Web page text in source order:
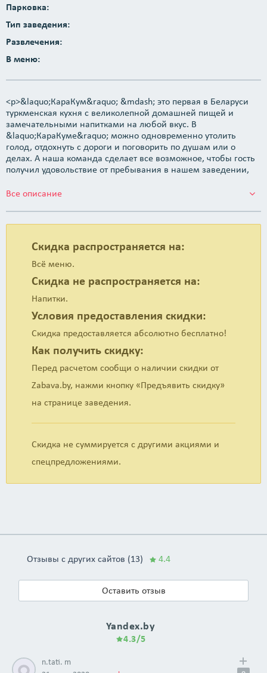
Скидка распространяется на:
Всё меню.
Скидка не распространяется на:
Напитки.
Условия предоставления скидки:
Скидка предоставляется абсолютно бесплатно!
Как получить скидку:
Перед расчетом сообщи о наличии скидки от
Zabava.by, нажми кнопку «Предъявить скидку»
на странице заведения.
Скидка не суммируется с другими акциями и
спецпредложениями.
Парковка:
Тип заведения:
Развлечения:
В меню:
<p>&laquo;КараКум&raquo; &mdash; это первая в Беларуси
туркменская кухня с великолепной домашней пищей и
замечательными напитками на любой вкус. В
&laquo;КараКуме&raquo; можно одновременно утолить
голод, отдохнуть с дороги и поговорить по душам или о
делах. А наша команда сделает все возможное, чтобы гость
получил удовольствие от пребывания в нашем заведении,
и снова со своими друзьями, коллегами и родственниками.
Все описание
Отзывы с других сайтов (13) 4.4
Оставить отзыв
Yandex.by
4.3/5
n.tati. m